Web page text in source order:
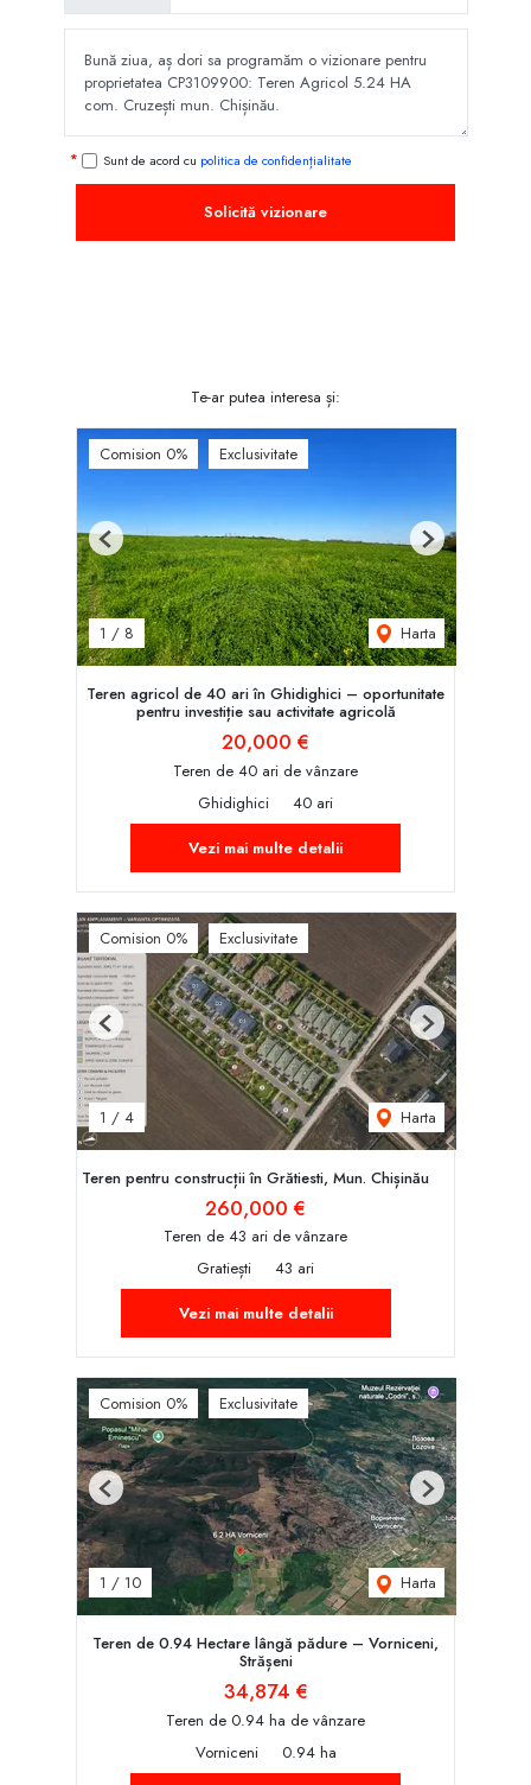
Sunt de acord cu politica de confidențialitate
Solicită vizionare
Te-ar putea interesa și:
Comision 0% Exclusivitate
1 / 8 Harta
Previous Next
Teren agricol de 40 ari în Ghidighici – oportunitate
pentru investiție sau activitate agricolă
20,000 €
Teren de 40 ari de vânzare
Ghidighici
40 ari
Vezi mai multe detalii
Comision 0% Exclusivitate
1 / 4 Harta
Previous Next
Teren pentru construcții în Grătiesti, Mun. Chișinău
260,000 €
Teren de 43 ari de vânzare
Gratiești
43 ari
Vezi mai multe detalii
Comision 0% Exclusivitate
1 / 10 Harta
Previous Next
Teren de 0.94 Hectare lângă pădure – Vorniceni,
Strășeni
34,874 €
Teren de 0.94 ha de vânzare
Vorniceni
0.94 ha